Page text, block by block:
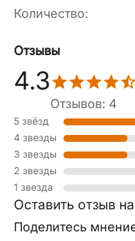
Количество:
Отзывы
4.3
Отзывов: 4
5 звёзд
4 звезды
3 звезды
2 звезды
1 звезда
Оставить отзыв
Поделитесь